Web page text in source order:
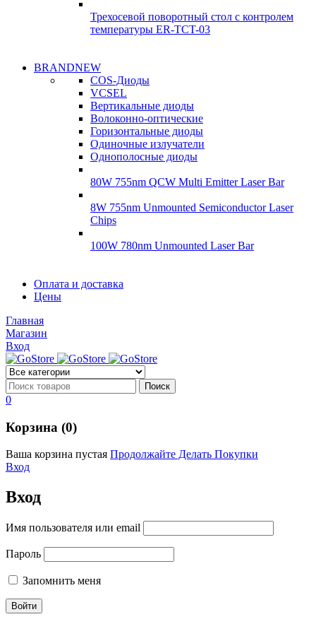
Трехосевой поворотный стол с контролем
температуры ER-TCT-03
Гироскопы
Подробнее
Надежные поставки
Гироскопы
Подробнее
BRANDNEW
COS-Диоды
VCSEL
Вертикальные диоды
Волоконно-оптические
Горизонтальные диоды
Одиночные излучатели
Однополосные диоды
80W 755nm QCW Multi Emitter Laser Bar
8W 755nm Unmounted Semiconductor Laser
Chips
100W 780nm Unmounted Laser Bar
Диоды
Оплата и доставка
Цены
Главная
Магазин
Вход
0
Корзина (0)
Ваша корзина пустая Продолжайте Делать Покупки
Вход
Вход
Имя пользователя или email
Пароль
Запомнить меня